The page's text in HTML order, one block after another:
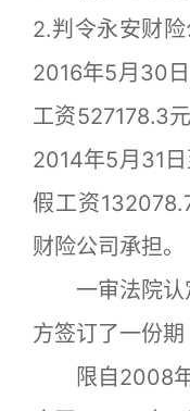
2.判令永安财
2016年5月30
工资527178.3
2014年5月31
假工资
财险公司承担。
一审法院认
方签订了一份期
限自2008年1